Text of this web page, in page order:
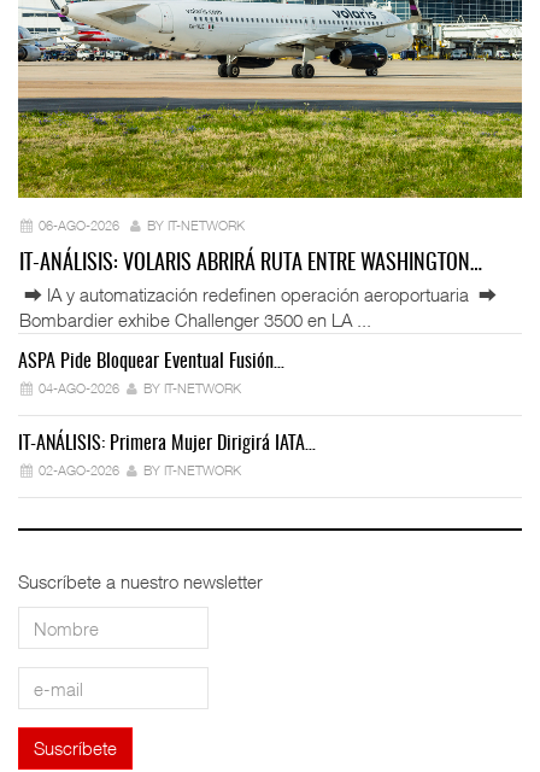
06-AGO-2026 BY IT-NETWORK
IT-ANÁLISIS: VOLARIS ABRIRÁ RUTA ENTRE WASHINGTON…
⮕ IA y automatización redefinen operación aeroportuaria ⮕
Bombardier exhibe Challenger 3500 en LA ...
ASPA Pide Bloquear Eventual Fusión…
04-AGO-2026 BY IT-NETWORK
IT-ANÁLISIS: Primera Mujer Dirigirá IATA…
02-AGO-2026 BY IT-NETWORK
Suscríbete a nuestro newsletter